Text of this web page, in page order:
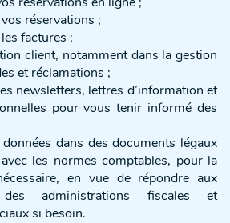
réservations ;
factures ;
client, notamment dans la gestion
et réclamations ;
newsletters, lettres d’information et
pour vous tenir informé des
dans des documents légaux
les normes comptables, pour la
en vue de répondre aux
des administrations fiscales et
si besoin.